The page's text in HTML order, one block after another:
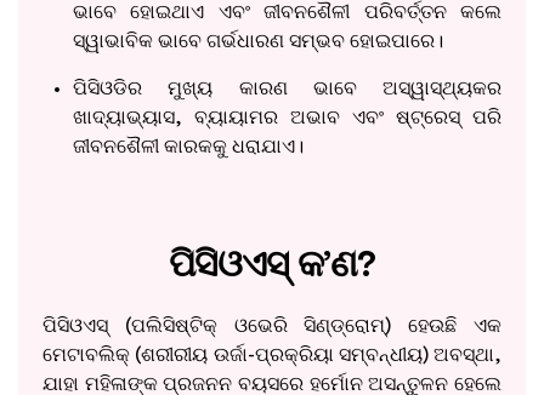
ଭାବେ ହୋଇଥାଏ ଏବଂ ଜୀବନଶୈଳୀ ପରିବର୍ତ୍ତନ କଲେ
ସ୍ୱାଭାବିକ ଭାବେ ଗର୍ଭଧାରଣ ସମ୍ଭବ ହୋଇପାରେ।
ପିସିଓଡିର ମୁଖ୍ୟ କାରଣ ଭାବେ ଅସ୍ୱାସ୍ଥ୍ୟକର
ଖାଦ୍ୟାଭ୍ୟାସ, ବ୍ୟାୟାମର ଅଭାବ ଏବଂ ଷ୍ଟ୍ରେସ୍ ପରି
ଜୀବନଶୈଳୀ କାରକକୁ ଧରାଯାଏ।
ପିସିଓଏସ୍ କ’ଣ?
ପିସିଓଏସ୍ (ପଲିସିଷ୍ଟିକ୍ ଓଭେରି ସିଣ୍ଡ୍ରୋମ୍) ହେଉଛି ଏକ
ମେଟାବଲିକ୍ (ଶରୀରୀୟ ଉର୍ଜା-ପ୍ରକ୍ରିୟା ସମ୍ବନ୍ଧୀୟ) ଅବସ୍ଥା,
ଯାହା ମହିଳାଙ୍କ ପ୍ରଜନନ ବୟସରେ ହର୍ମୋନ ଅସନ୍ତୁଳନ ହେଲେ